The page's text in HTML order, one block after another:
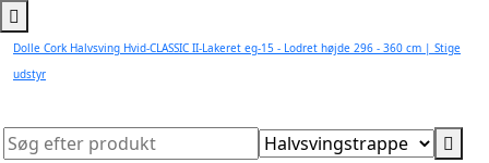
Dolle Cork Halvsving Hvid-CLASSIC II-Lakeret eg-15 - Lodret højde 296 - 360 cm | Stige
udstyr